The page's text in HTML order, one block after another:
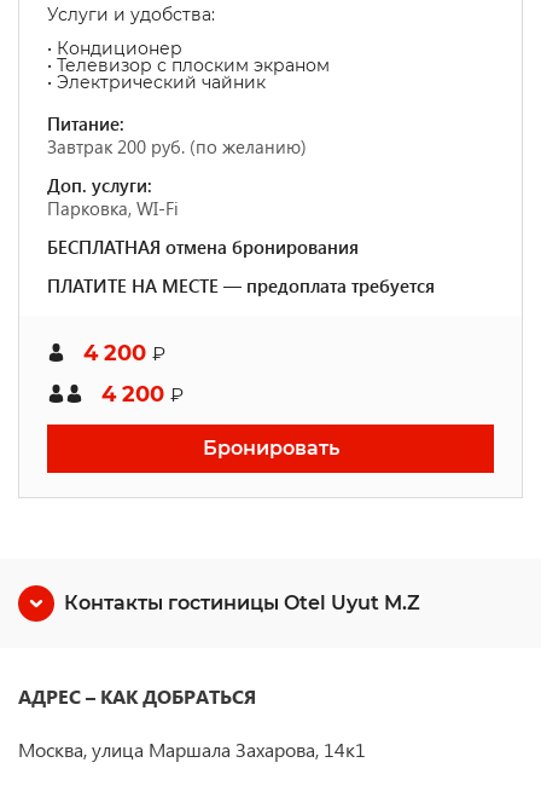
Услуги и удобства: ​
• Кондиционер
• Телевизор с плоским экраном
• Электрический чайник
Питание:
Завтрак 200 руб. (по желанию)
Доп. услуги:
Парковка, WI-Fi
БЕСПЛАТНАЯ отмена бронирования
ПЛАТИТЕ НА МЕСТЕ — предоплата требуется
4 200 ₽
4 200 ₽
Бронировать
Контакты гостиницы Otel Uyut M.Z
АДРЕС – КАК ДОБРАТЬСЯ
Москва, улица Маршала Захарова, 14к1